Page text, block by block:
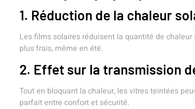
1. Réduction de la chaleur
Les films solaires réduisent la quantité de
plus frais, même en été.
2. Effet sur la transmission
Tout en bloquant la chaleur, les vitres teintées
parfait entre confort et sécurité.